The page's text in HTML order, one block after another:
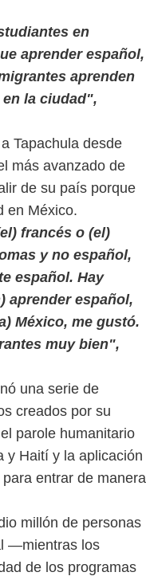
en
aprender español,
aprenden
la ciudad",
Tapachula desde
más avanzado de
de su país porque
en México.
francés o (el)
y no español,
español. Hay
aprender español,
México, me gustó.
muy bien",
una serie de
creados por su
parole humanitario
y Haití y la aplicación
entrar de manera
millón de personas
—mientras los
de los programas